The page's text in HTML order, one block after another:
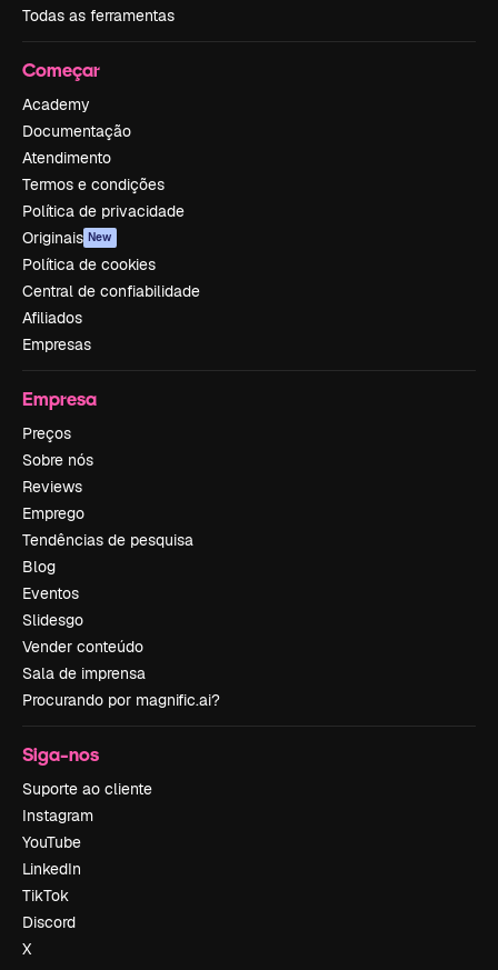
Todas as ferramentas
Começar
Academy
Documentação
Atendimento
Termos e condições
Política de privacidade
Originais New
Política de cookies
Central de confiabilidade
Afiliados
Empresas
Empresa
Preços
Sobre nós
Reviews
Emprego
Tendências de pesquisa
Blog
Eventos
Slidesgo
Vender conteúdo
Sala de imprensa
Procurando por magnific.ai?
Siga-nos
Suporte ao cliente
Instagram
YouTube
LinkedIn
TikTok
Discord
X